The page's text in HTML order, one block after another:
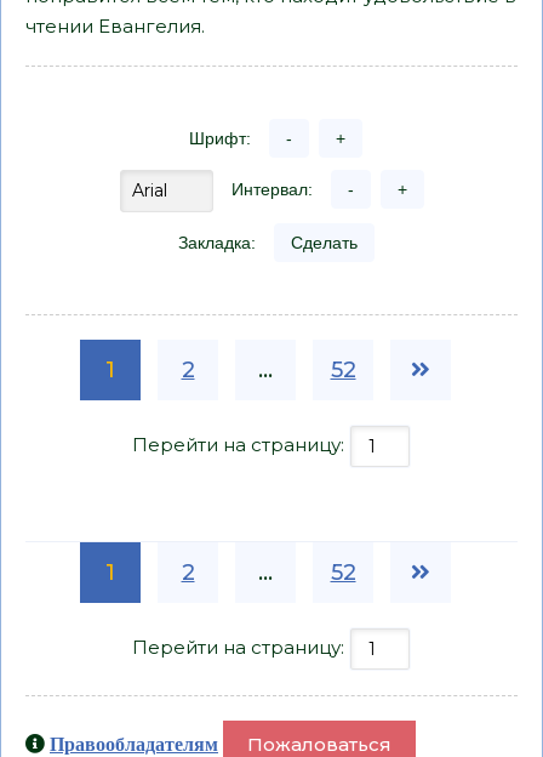
чтении Евангелия.
Шрифт: - +
Интервал: - +
Закладка: Сделать
1 2 ... 52
Перейти на страницу:
1 2 ... 52
Перейти на страницу:
Правообладателям Пожаловаться